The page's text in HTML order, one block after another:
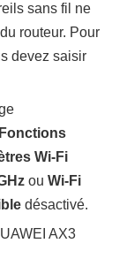
sans fil ne
routeur. Pour
devez saisir
Fonctions
Wi-Fi
ouWi-Fi
désactivé.
AX3